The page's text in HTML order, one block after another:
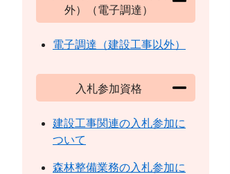
外）（電子調達）
電子調達（建設工事以外）
入札参加資格
建設工事関連の入札参加に
ついて
森林整備業務の入札参加に